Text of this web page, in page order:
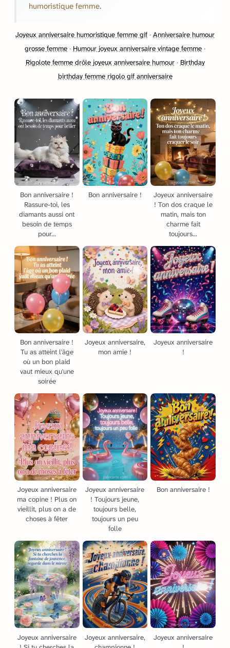
humoristique femme.
Joyeux anniversaire humoristique femme gif · Anniversaire humour
grosse femme · Humour joyeux anniversaire vintage femme ·
Rigolote femme drôle joyeux anniversaire humour· Birthday
birthday femme rigolo gif anniversaire
Bon anniversaire !
Rassure-toi, les
diamants aussi ont
besoin de temps
pour...
Bon anniversaire !
Joyeux anniversaire
! Ton dos craque le
matin, mais ton
charme fait
toujours...
Bon anniversaire !
Tu as atteint l'âge
où un bon plaid
vaut mieux qu'une
soirée
Joyeux anniversaire,
mon amie !
Joyeux anniversaire
!
Joyeux anniversaire
ma copine ! Plus on
vieillit, plus on a de
choses à fêter
Joyeux anniversaire
! Toujours jeune,
toujours belle,
toujours un peu
folle
Bon anniversaire !
Joyeux anniversaire
Joyeux anniversaire,
Joyeux anniversaire